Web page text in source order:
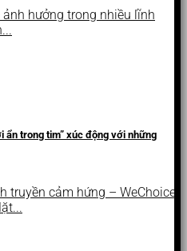
hưởng trong nhiều lĩnh
ẩn trong tim” xúc động với những
truyền cảm hứng – WeChoice